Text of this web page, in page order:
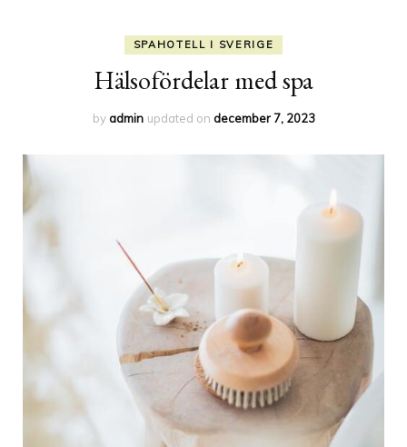
SPAHOTELL I SVERIGE
Hälsofördelar med spa
byadmin updated on december 7, 2023